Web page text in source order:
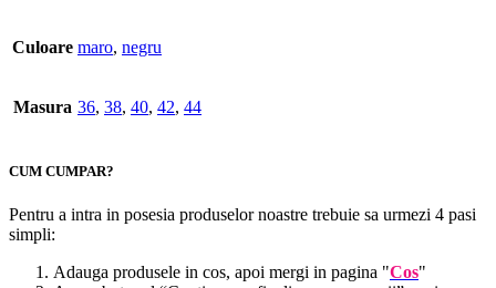
Culoare maro, negru
Masura 36, 38, 40, 42, 44
CUM CUMPAR?
Pentru a intra in posesia produselor noastre trebuie sa urmezi 4 pasi
simpli:
Adauga produsele in cos, apoi mergi in pagina "Cos"